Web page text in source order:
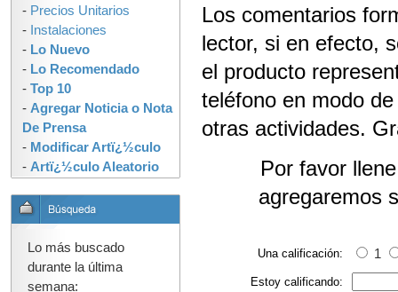
Los comentarios
lector, si en efecto,
el producto
teléfono en modo
otras actividades.
Por favor
agregaremos
Una calificación: 1
Estoy calificando:
- Precios Unitarios
- Instalaciones
- Lo Nuevo
- Lo Recomendado
- Top 10
- Agregar Noticia o Nota
De Prensa
- Modificar Artï¿½culo
- Artï¿½culo Aleatorio
Lo más buscado
durante la última
semana: